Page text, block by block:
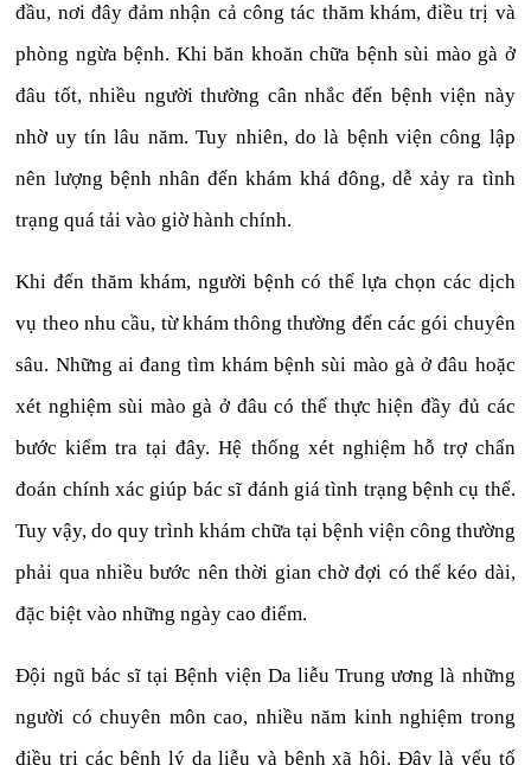
đầu, nơi đây đảm nhận cả công tác thăm khám, điều trị và
phòng ngừa bệnh. Khi băn khoăn chữa bệnh sùi mào gà ở
đâu tốt, nhiều người thường cân nhắc đến bệnh viện này
nhờ uy tín lâu năm. Tuy nhiên, do là bệnh viện công lập
nên lượng bệnh nhân đến khám khá đông, dễ xảy ra tình
trạng quá tải vào giờ hành chính.
Khi đến thăm khám, người bệnh có thể lựa chọn các dịch
vụ theo nhu cầu, từ khám thông thường đến các gói chuyên
sâu. Những ai đang tìm khám bệnh sùi mào gà ở đâu hoặc
xét nghiệm sùi mào gà ở đâu có thể thực hiện đầy đủ các
bước kiểm tra tại đây. Hệ thống xét nghiệm hỗ trợ chẩn
đoán chính xác giúp bác sĩ đánh giá tình trạng bệnh cụ thể.
Tuy vậy, do quy trình khám chữa tại bệnh viện công thường
phải qua nhiều bước nên thời gian chờ đợi có thể kéo dài,
đặc biệt vào những ngày cao điểm.
Đội ngũ bác sĩ tại Bệnh viện Da liễu Trung ương là những
người có chuyên môn cao, nhiều năm kinh nghiệm trong
điều trị các bệnh lý da liễu và bệnh xã hội. Đây là yếu tố